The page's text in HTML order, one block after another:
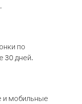
по
30 дней.
и мобильные